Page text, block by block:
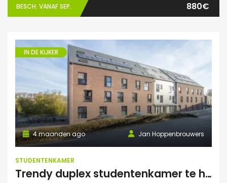
BESCH. VANAF SEP. 880€
IN DE KIJKER
Jan Hoppenbrouwers
4 maanden ago
STUDENTENKAMER
Trendy duplex studentenkamer te huur met grote zonnige tuin, grote polyvalente ruimte (chillen, spelletjes…) en fietsenberging